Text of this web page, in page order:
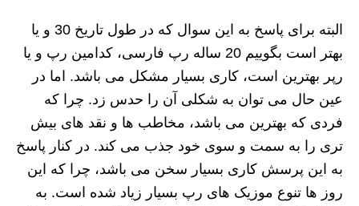
البته برای پاسخ به این سوال که در طول تاریخ 30 و یا
بهتر است بگوییم 20 ساله رپ فارسی، کدامین رپ و یا
رپر بهترین است، کاری بسیار مشکل می باشد. اما در
عین حال می توان به شکلی آن را حدس زد. چرا که
فردی که بهترین می باشد، مخاطب ها و نقد های بیش
تری را به سمت و سوی خود جذب می کند. در کنار پاسخ
به این پرسش کاری بسیار سخن می باشد، چرا که این
روز ها تنوع موزیک های رپ بسیار زیاد شده است. به